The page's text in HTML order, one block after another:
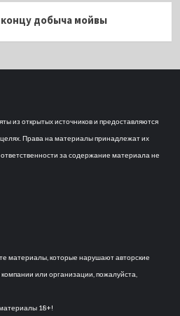
добыча мойвы
из открытых источников и предоставляются
Права на материалы принадлежат их
за содержание материала не
материалы, которые нарушают авторские
или организации, пожалуйста,
18+!